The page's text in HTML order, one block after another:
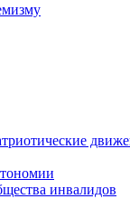
инвалидов